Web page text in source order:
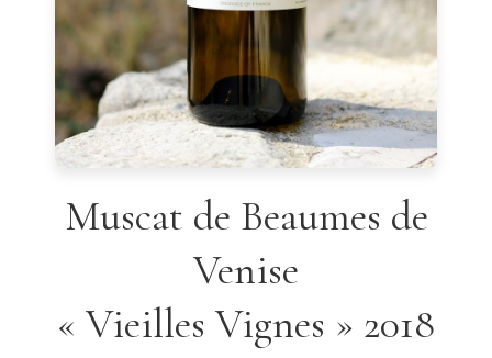
Muscat de Beaumes de
Venise
« Vieilles Vignes » 2018